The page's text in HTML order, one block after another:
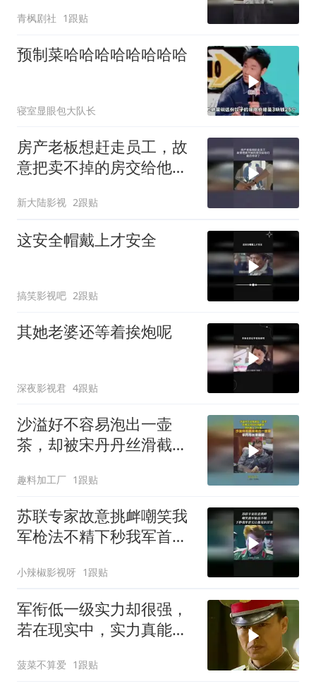
青枫剧社 1跟贴
预制菜哈哈哈哈哈哈哈哈
寝室显眼包大队长
房产老板想赶走员工，故
意把卖不掉的房交给他
新大陆影视 2跟贴
这安全帽戴上才安全
搞笑影视吧 2跟贴
其她老婆还等着挨炮呢
深夜影视君 4跟贴
沙溢好不容易泡出一壶
茶，却被宋丹丹丝滑截
趣料加工厂 1跟贴
苏联专家故意挑衅嘲笑我
军枪法不精下秒我军首长
小辣椒影视呀 1跟贴
军衔低一级实力却很强，
若在现实中，实力真能压
菠菜不算爱 1跟贴